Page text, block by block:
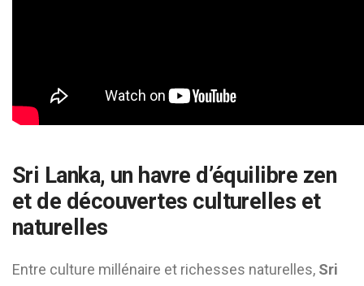
Sri Lanka, un havre d’équilibre zen
et de découvertes culturelles et
naturelles
Entre culture millénaire et richesses naturelles, Sri